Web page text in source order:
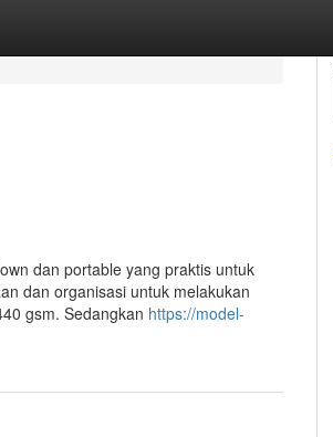
dan portable yang praktis untuk
dan organisasi untuk melakukan
gsm. Sedangkan https://model-